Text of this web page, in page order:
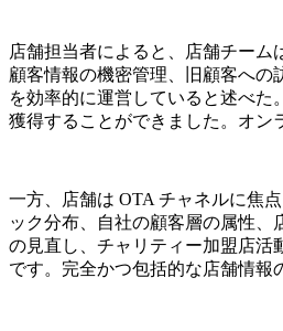
店舗担当者によると、店舗チーム
顧客情報の機密管理、旧顧客へ
を効率的に運営していると述べ
獲得することができました。オン
一方、店舗は OTA チャネルに焦
ック分布、自社の顧客層の属性
の見直し、チャリティー加盟店活
です。完全かつ包括的な店舗情報